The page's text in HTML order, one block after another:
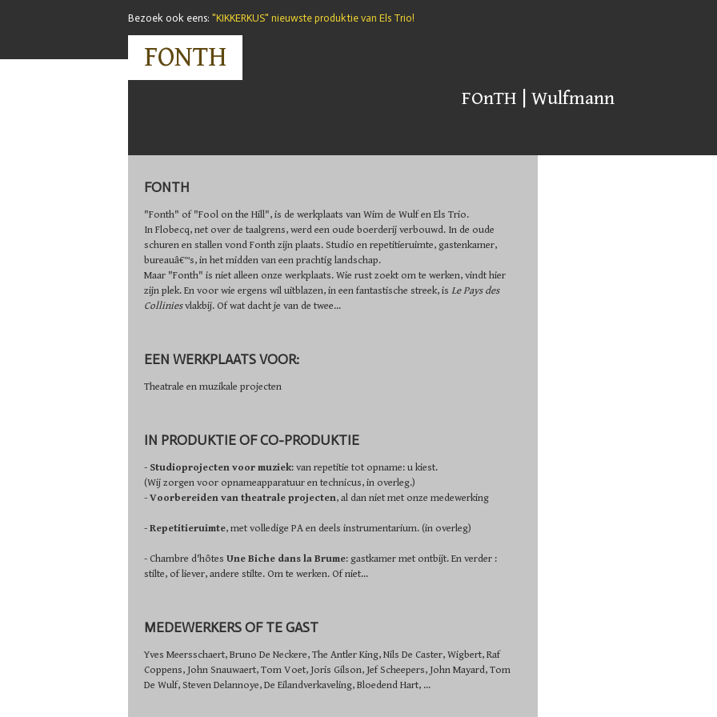
Bezoek ook eens: "KIKKERKUS" nieuwste produktie van Els Trio!
FONTH
FOnTH Wulfmann
FONTH
"Fonth" of "Fool on the Hill", is de werkplaats van Wim de Wulf en Els Trio.
In Flobecq, net over de taalgrens, werd een oude boerderij verbouwd. In de oude
schuren en stallen vond Fonth zijn plaats. Studio en repetitieruimte, gastenkamer,
bureauâ€™s, in het midden van een prachtig landschap.
Maar "Fonth" is niet alleen onze werkplaats. Wie rust zoekt om te werken, vindt hier
zijn plek. En voor wie ergens wil uitblazen, in een fantastische streek, is Le Pays des
Colliniesvlakbij. Of wat dacht je van de twee...
EEN WERKPLAATS VOOR:
Theatrale en muzikale projecten
IN PRODUKTIE OF CO-PRODUKTIE
- Studioprojecten voor muziek: van repetitie tot opname: u kiest.
(Wij zorgen voor opnameapparatuur en technicus, in overleg.)
- Voorbereiden van theatrale projecten, al dan niet met onze medewerking
- Repetitieruimte, met volledige PA en deels instrumentarium. (in overleg)
- Chambre d'hôtes Une Biche dans la Brume: gastkamer met ontbijt. En verder :
stilte, of liever, andere stilte. Om te werken. Of niet...
MEDEWERKERS OF TE GAST
Yves Meersschaert, Bruno De Neckere, The Antler King, Nils De Caster, Wigbert, Raf
Coppens, John Snauwaert, Tom Voet, Joris Gilson, Jef Scheepers, John Mayard, Tom
De Wulf, Steven Delannoye, De Eilandverkaveling, Bloedend Hart, ...